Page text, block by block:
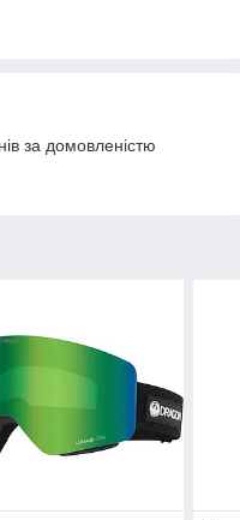
за домовленістю